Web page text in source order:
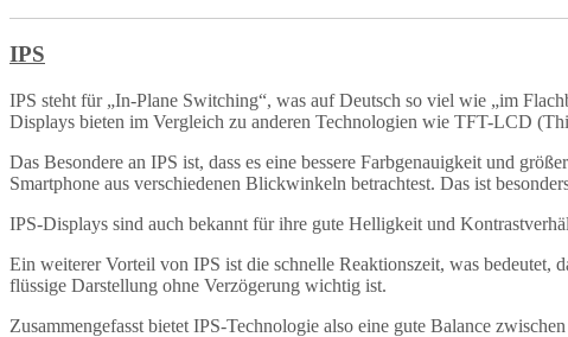
IPS
IPS steht für „In-Plane Switching“, was auf Deutsch so viel wie „im
Displays bieten im Vergleich zu anderen Technologien wie TFT-LCD
Das Besondere an IPS ist, dass es eine bessere Farbgenauigkeit und
Smartphone aus verschiedenen Blickwinkeln betrachtest. Das ist
IPS-Displays sind auch bekannt für ihre gute Helligkeit und
Ein weiterer Vorteil von IPS ist die schnelle Reaktionszeit, was
flüssige Darstellung ohne Verzögerung wichtig ist.
Zusammengefasst bietet IPS-Technologie also eine gute Balance